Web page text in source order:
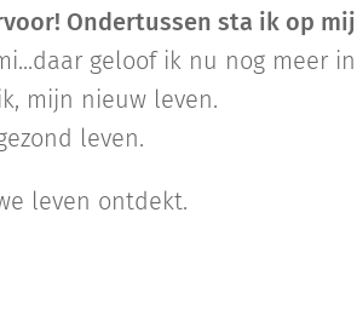
Ondertussen sta ik op
geloof ik nu nog meer
mijn nieuw leven.
leven.
leven ontdekt.